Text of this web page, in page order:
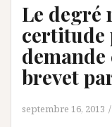
Le degré
certitude
brevet
septembre 16, 2013